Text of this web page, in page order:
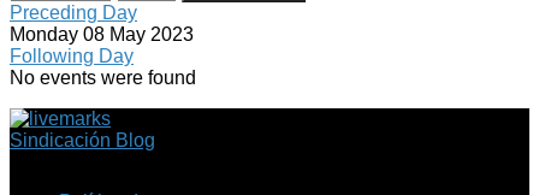
Preceding Day
Monday 08 May 2023
Following Day
No events were found
Sindicación Blog